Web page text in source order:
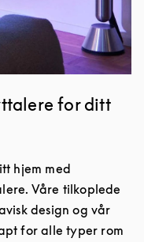
for ditt
hjem med
Våre tilkoplede
design og vår
for alle typer rom